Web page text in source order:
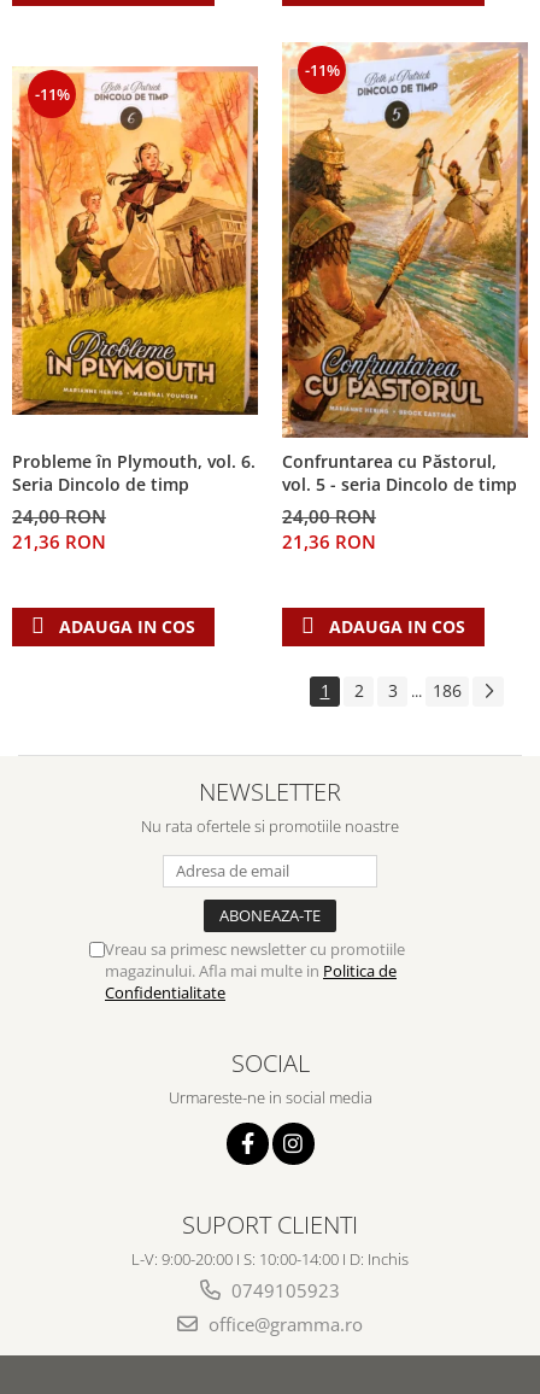
-11%
Probleme în Plymouth, vol. 6.
Seria Dincolo de timp
24,00 RON
21,36 RON
ADAUGA IN COS
-11%
Confruntarea cu Păstorul,
vol. 5 - seria Dincolo de timp
24,00 RON
21,36 RON
ADAUGA IN COS
1 2 3 ... 186
NEWSLETTER
Nu rata ofertele si promotiile noastre
Vreau sa primesc newsletter cu promotiile
magazinului. Afla mai multe in Politica de
Confidentialitate
SOCIAL
Urmareste-ne in social media
SUPORT CLIENTI
L-V: 9:00-20:00 I S: 10:00-14:00 I D: Inchis
0749105923
office@gramma.ro